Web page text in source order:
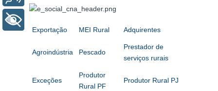
Exportação MEI Rural Adquirentes
Agroindústria Pescado
Prestador de
serviços rurais
Exceções
Produtor
Rural PF
Produtor Rural PJ